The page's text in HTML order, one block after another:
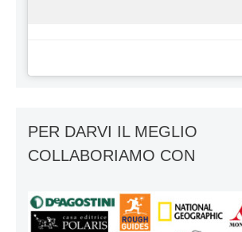
PER DARVI IL MEGLIO
COLLABORIAMO CON